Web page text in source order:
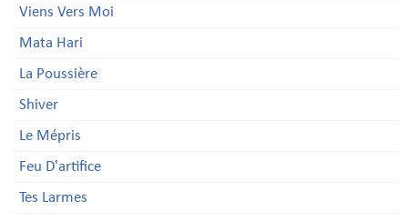
Viens Vers Moi
Mata Hari
La Poussière
Shiver
Le Mépris
Feu D'artifice
Tes Larmes